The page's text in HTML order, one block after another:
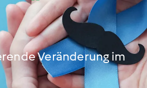
Veränderung im